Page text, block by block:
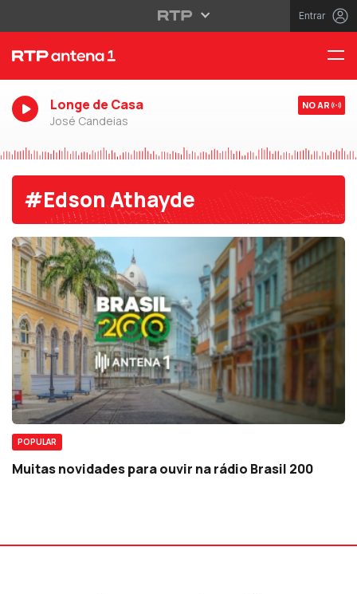
Entrar
Longe de Casa
José Candeias
NO AR
#Edson Athayde
POPULAR
Muitas novidades para ouvir na rádio Brasil 200